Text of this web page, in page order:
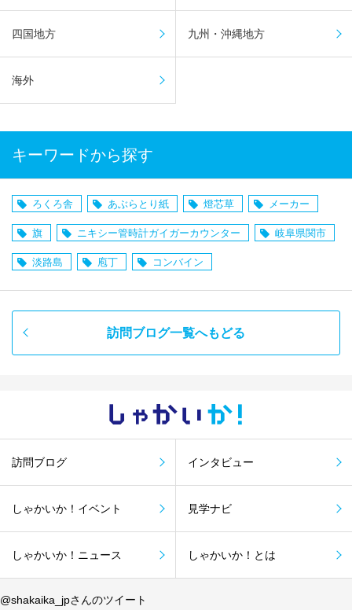
四国地方 九州・沖縄地方
海外
キーワードから探す
ろくろ舎 あぶらとり紙 燈芯草 メーカー
旗 ニキシー管時計ガイガーカウンター 岐阜県関市
淡路島 庖丁 コンバイン
訪問ブログ一覧へもどる
しゃかい か！
訪問ブログ インタビュー
しゃかいか！イベント 見学ナビ
しゃかいか！ニュース しゃかいか！とは
@shakaika_jpさんのツイート